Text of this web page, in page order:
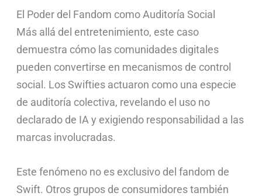
El Poder del Fandom como Auditoría Social
Más allá del entretenimiento, este caso
demuestra cómo las comunidades digitales
pueden convertirse en mecanismos de control
social. Los Swifties actuaron como una especie
de auditoría colectiva, revelando el uso no
declarado de IA y exigiendo responsabilidad a las
marcas involucradas.
Este fenómeno no es exclusivo del fandom de
Swift. Otros grupos de consumidores también